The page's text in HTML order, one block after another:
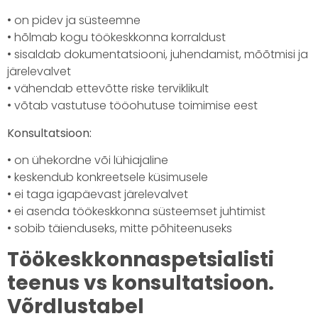
• on pidev ja süsteemne
• hõlmab kogu töökeskkonna korraldust
• sisaldab dokumentatsiooni, juhendamist, mõõtmisi ja
järelevalvet
• vähendab ettevõtte riske terviklikult
• võtab vastutuse tööohutuse toimimise eest
Konsultatsioon:
• on ühekordne või lühiajaline
• keskendub konkreetsele küsimusele
• ei taga igapäevast järelevalvet
• ei asenda töökeskkonna süsteemset juhtimist
• sobib täienduseks, mitte põhiteenuseks
Töökeskkonnaspetsialisti
teenus vs konsultatsioon.
Võrdlustabel